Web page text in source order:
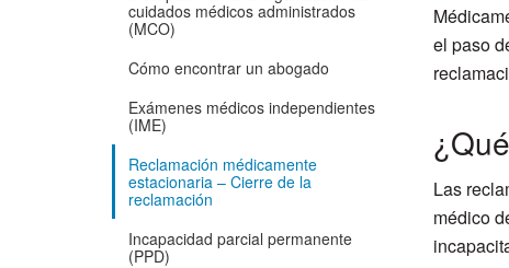
cuidados médicos administrados
(MCO)
Cómo encontrar un abogado
Exámenes médicos independientes
(IME)
Reclamación médicamente
estacionaria – Cierre de la
reclamación
Incapacidad parcial permanente
(PPD)
el paso
Las
médico